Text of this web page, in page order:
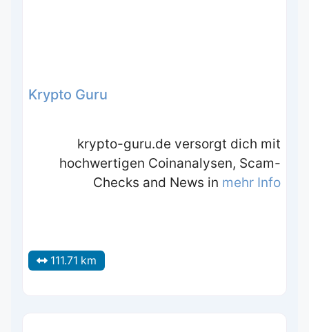
Krypto Guru
krypto-guru.de versorgt dich mit
hochwertigen Coinanalysen, Scam-
Checks and News in mehr Info
111.71 km